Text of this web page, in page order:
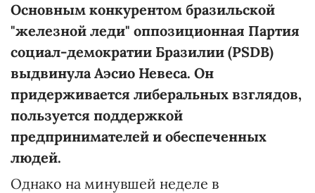
Основным конкурентом бразильской
"железной леди" оппозиционная Партия
социал-демократии Бразилии (PSDB)
выдвинула Аэсио Невеса. Он
придерживается либеральных взглядов,
пользуется поддержкой
предпринимателей и обеспеченных
людей.
Однако на минувшей неделе в